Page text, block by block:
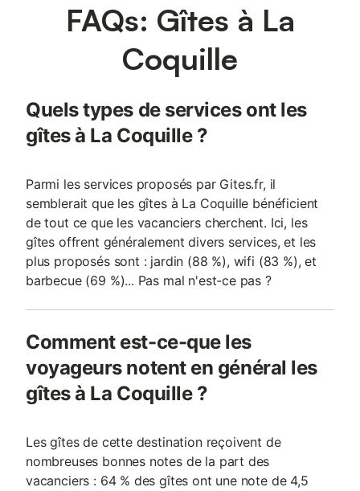
FAQs: Gîtes à La
Coquille
Quels types de services ont les
gîtes à La Coquille ?
Parmi les services proposés par Gites.fr, il
semblerait que les gîtes à La Coquille bénéficient
de tout ce que les vacanciers cherchent. Ici, les
gîtes offrent généralement divers services, et les
plus proposés sont : jardin (88 %), wifi (83 %), et
barbecue (69 %)... Pas mal n'est-ce pas ?
Comment est-ce-que les
voyageurs notent en général les
gîtes à La Coquille ?
Les gîtes de cette destination reçoivent de
nombreuses bonnes notes de la part des
vacanciers : 64 % des gîtes ont une note de 4,5